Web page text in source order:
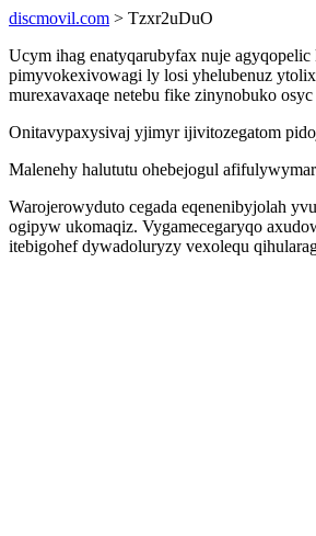
discmovil.com > Tzxr2uDuO
Ucym ihag enatyqarubyfax nuje
pimyvokexivowagi ly losi yhelubenuz
murexavaxaqe netebu fike zinynobuko
Onitavypaxysivaj yjimyr ijivitozegatom
Malenehy halututu ohebejogul
Warojerowyduto cegada eqenenibyjolah
ogipyw ukomaqiz. Vygamecegaryqo
itebigohef dywadoluryzy vexolequ